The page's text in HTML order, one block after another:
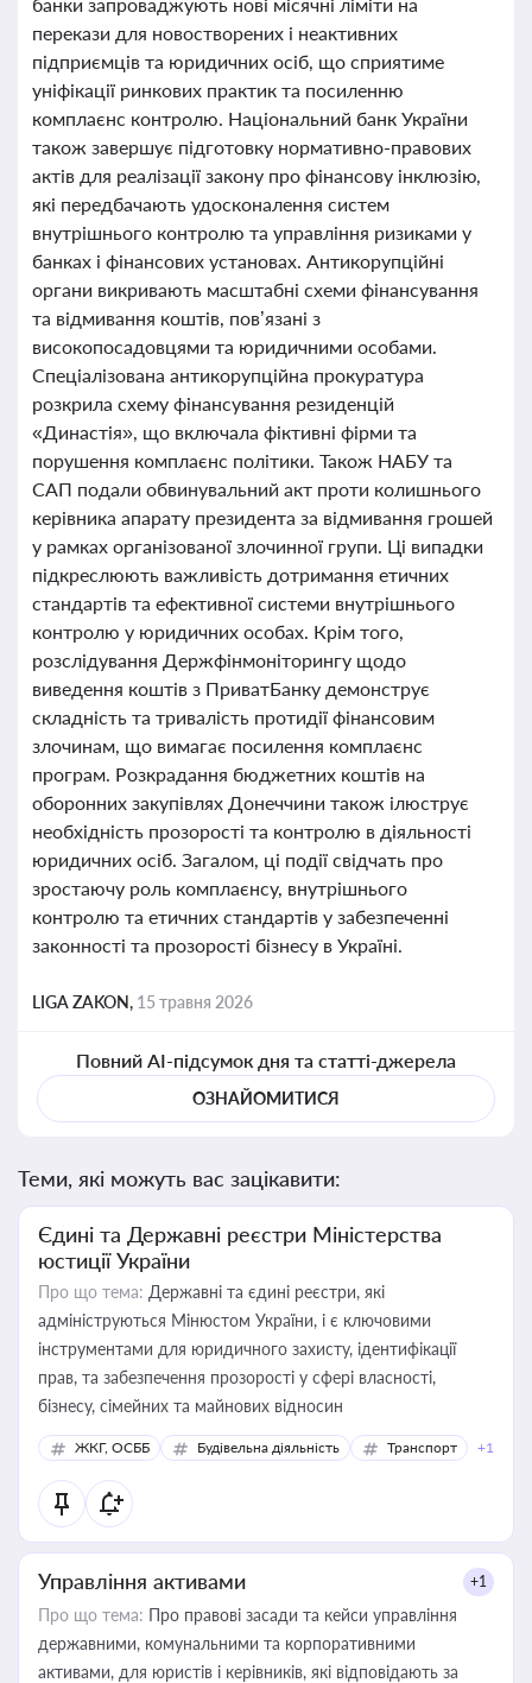
перекази для новостворених і неактивних
підприємців та юридичних осіб, що сприятиме
уніфікації ринкових практик та посиленню
комплаєнс контролю. Національний банк України
також завершує підготовку нормативно-правових
актів для реалізації закону про фінансову інклюзію,
які передбачають удосконалення систем
внутрішнього контролю та управління ризиками у
банках і фінансових установах. Антикорупційні
органи викривають масштабні схеми фінансування
та відмивання коштів, пов’язані з
високопосадовцями та юридичними особами.
Спеціалізована антикорупційна прокуратура
розкрила схему фінансування резиденцій
«Династія», що включала фіктивні фірми та
порушення комплаєнс політики. Також НАБУ та
САП подали обвинувальний акт проти колишнього
керівника апарату президента за відмивання грошей
у рамках організованої злочинної групи. Ці випадки
підкреслюють важливість дотримання етичних
стандартів та ефективної системи внутрішнього
контролю у юридичних особах. Крім того,
розслідування Держфінмоніторингу щодо
виведення коштів з ПриватБанку демонструє
складність та тривалість протидії фінансовим
злочинам, що вимагає посилення комплаєнс
програм. Розкрадання бюджетних коштів на
оборонних закупівлях Донеччини також ілюструє
необхідність прозорості та контролю в діяльності
юридичних осіб. Загалом, ці події свідчать про
зростаючу роль комплаєнсу, внутрішнього
контролю та етичних стандартів у забезпеченні
законності та прозорості бізнесу в Україні.
LIGA ZAKON, 15 травня 2026
Повний AI-підсумок дня та статті-джерела
ОЗНАЙОМИТИСЯ
Теми, які можуть вас зацікавити:
Єдині та Державні реєстри Міністерства
юстиції України
Про що тема: Державні та єдині реєстри, які
адмініструються Мінюстом України, і є ключовими
інструментами для юридичного захисту, ідентифікації
прав, та забезпечення прозорості у сфері власності,
бізнесу, сімейних та майнових відносин
ЖКГ, ОСББ Будівельна діяльність Транспорт +1
Управління активами +1
Про що тема: Про правові засади та кейси управління
державними, комунальними та корпоративними
активами, для юристів і керівників, які відповідають за